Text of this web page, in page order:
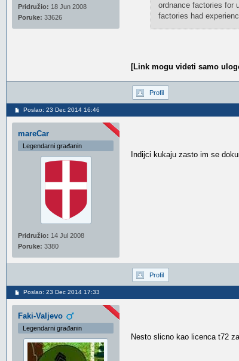
Pridružio: 18 Jun 2008
Poruke: 33626
ordnance factories for
factories had
[Link mogu videti samo
Profil
Poslao: 23 Dec 2014 16:46
mareCar
Legendarni građanin
Pridružio: 14 Jul 2008
Poruke: 3380
Indijci kukaju zasto im se
Profil
Poslao: 23 Dec 2014 17:33
Faki-Valjevo
Legendarni građanin
Nesto slicno kao licenca t72